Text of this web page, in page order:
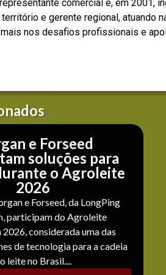
comercial e, em 2001,
e gerente regional, atuando
nos desafios profissionais e
e Forseed
soluções para
o Agroleite
2026
e Forseed, da LongPing
participam do Agroleite
considerada uma das
de tecnologia para a cadeia
leite no Brasil....